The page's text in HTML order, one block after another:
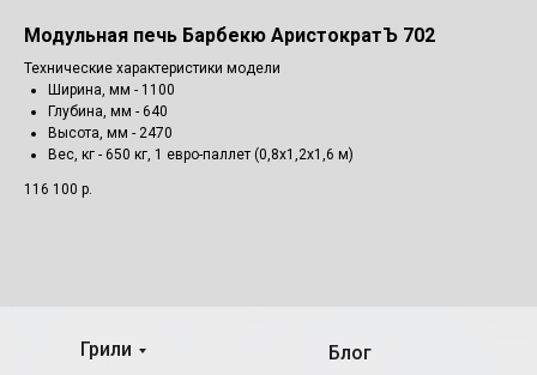
Модульная печь Барбекю АристократЪ 702
Технические характеристики модели
Ширина, мм - 1100
Глубина, мм - 640
Высота, мм - 2470
Вес, кг - 650 кг, 1 евро-паллет (0,8х1,2х1,6 м)
116 100 р.
Блог
Грили